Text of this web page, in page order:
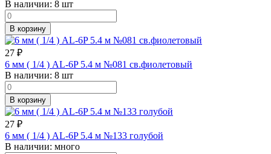
В наличии: 8 шт
В корзину
27 ₽
6 мм ( 1/4 ) AL-6P 5.4 м №081 св.фиолетовый
В наличии: 8 шт
В корзину
27 ₽
6 мм ( 1/4 ) AL-6P 5.4 м №133 голубой
В наличии: много